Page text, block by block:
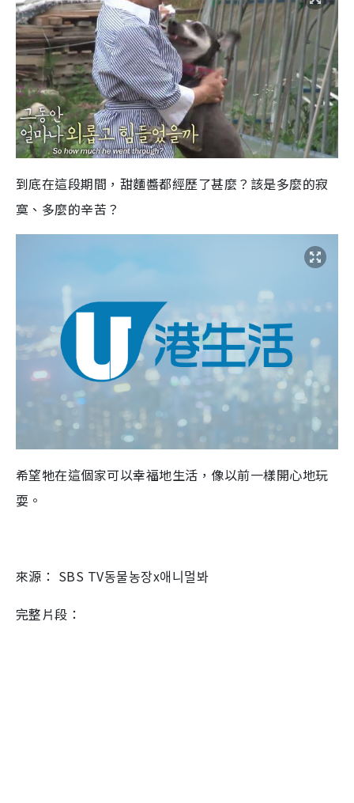
到底在這段期間，甜麵醬都經歷了甚麼？該是多麼的寂
寞、多麼的辛苦？
希望牠在這個家可以幸福地生活，像以前一樣開心地玩
耍。
來源： SBS TV동물농장x애니멀봐
完整片段：